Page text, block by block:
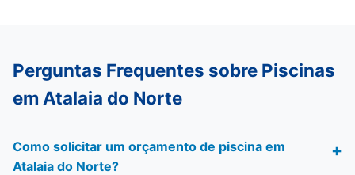
Perguntas Frequentes sobre Piscinas
em Atalaia do Norte
Como solicitar um orçamento de piscina em
Atalaia do Norte?